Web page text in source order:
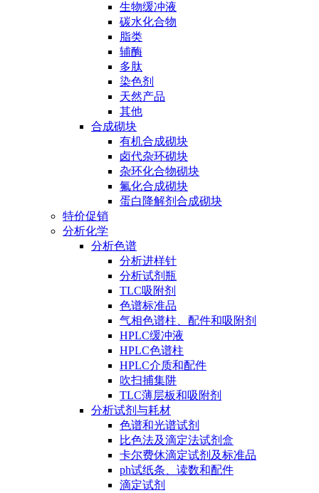
生物缓冲液
碳水化合物
脂类
辅酶
多肽
染色剂
天然产品
其他
合成砌块
有机合成砌块
卤代杂环砌块
杂环化合物砌块
氟化合成砌块
蛋白降解剂合成砌块
特价促销
分析化学
分析色谱
分析进样针
分析试剂瓶
TLC吸附剂
色谱标准品
气相色谱柱、配件和吸附剂
HPLC缓冲液
HPLC色谱柱
HPLC介质和配件
吹扫捕集阱
TLC薄层板和吸附剂
分析试剂与耗材
色谱和光谱试剂
比色法及滴定法试剂盒
卡尔费休滴定试剂及标准品
ph试纸条、读数和配件
滴定试剂